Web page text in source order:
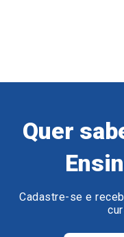
Quer
Cadastre-se e